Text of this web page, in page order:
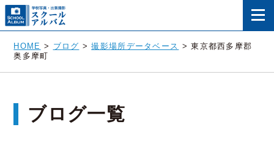
HOME > ブログ >撮影場所データベース >東京都西多摩郡
奥多摩町
ブログ一覧